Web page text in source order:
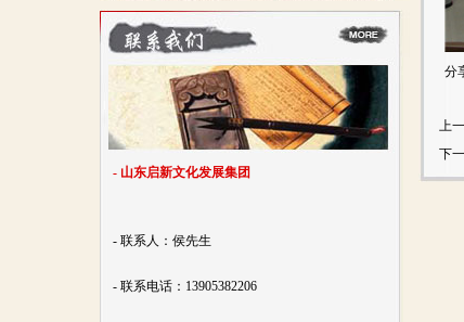
- 山东启新文化发展集团
- 联系人：侯先生
- 联系电话：13905382206
分
上
下